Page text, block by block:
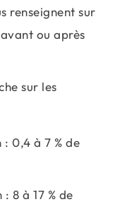
renseignent sur
ou après
sur les
0,4 à 7 % de
8 à 17 % de